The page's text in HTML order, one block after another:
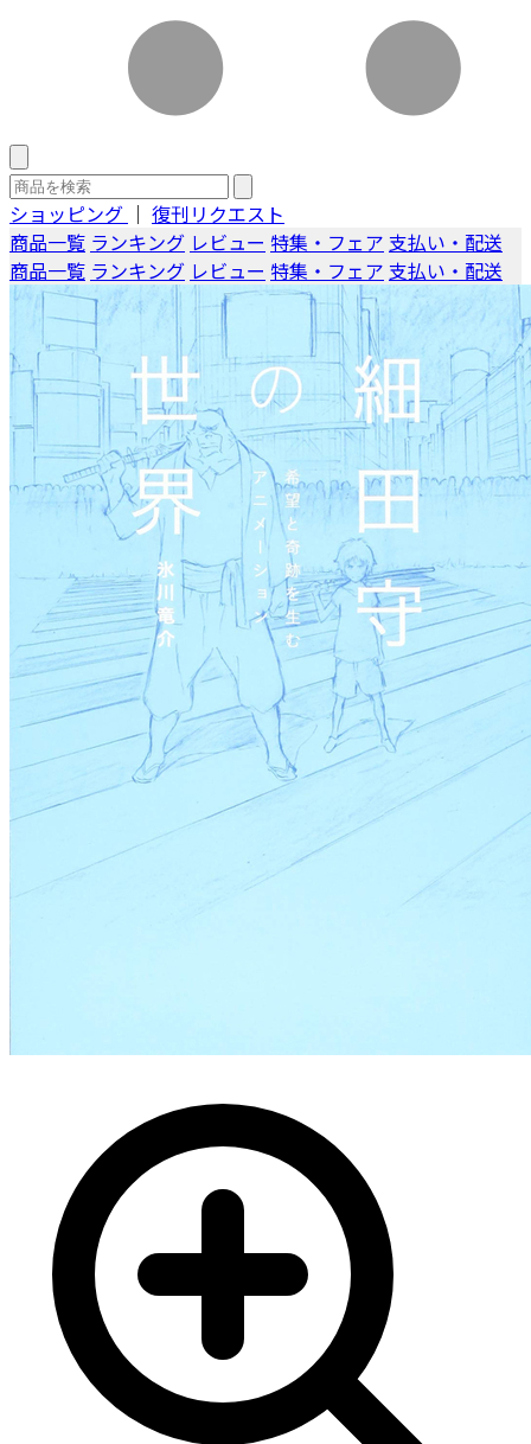
ショッピング ｜ 復刊リクエスト
商品一覧 ランキング レビュー 特集・フェア 支払い・配送
商品一覧 ランキング レビュー 特集・フェア 支払い・配送